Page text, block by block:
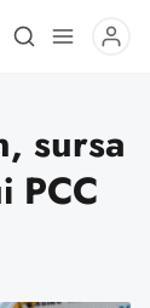
sursa
PCC